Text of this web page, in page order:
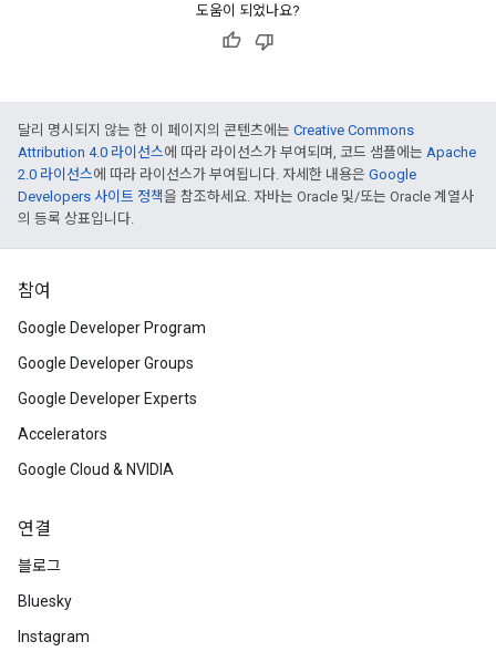
도움이 되었나요?
달리 명시되지 않는 한 이 페이지의 콘텐츠에는 Creative Commons
Attribution 4.0 라이선스에 따라 라이선스가 부여되며, 코드 샘플에는 Apache
2.0 라이선스에 따라 라이선스가 부여됩니다. 자세한 내용은 Google
Developers 사이트 정책을 참조하세요. 자바는 Oracle 및/또는 Oracle 계열사
의 등록 상표입니다.
참여
Google Developer Program
Google Developer Groups
Google Developer Experts
Accelerators
Google Cloud & NVIDIA
연결
블로그
Bluesky
Instagram